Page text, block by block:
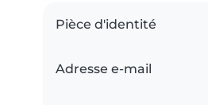
Pièce d'identité
Adresse e-mail